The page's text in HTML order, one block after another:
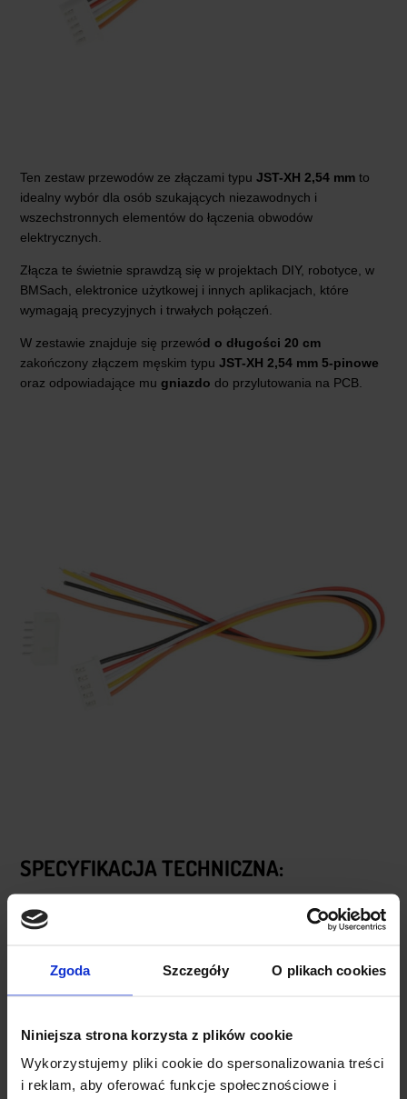
Zgoda Szczegóły O plikach cookies
Niniejsza strona korzysta z plików cookie
Wykorzystujemy pliki cookie do spersonalizowania treści
i reklam, aby oferować funkcje społecznościowe i
Ten zestaw przewodów ze złączami typu JST-XH 2,54 mm to
idealny wybór dla osób szukających niezawodnych i
wszechstronnych elementów do łączenia obwodów
elektrycznych.
Złącza te świetnie sprawdzą się w projektach DIY, robotyce, w
BMSach, elektronice użytkowej i innych aplikacjach, które
wymagają precyzyjnych i trwałych połączeń.
W zestawie znajduje się przewód o długości 20 cm
zakończony złączem męskim typu JST-XH 2,54 mm 5-pinowe
oraz odpowiadające mu gniazdo do przylutowania na PCB.
SPECYFIKACJA TECHNICZNA:
Przewód ze złączami + gniazdo do
Ilość pinów:
Długość przewodu:
Raster złącza:2,54 mm ± 0,05